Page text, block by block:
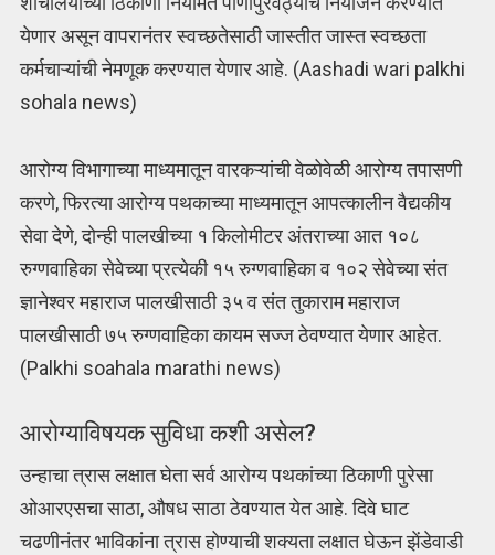
येणार असून वापरानंतर स्वच्छतेसाठी जास्तीत जास्त स्वच्छता
कर्मचाऱ्यांची नेमणूक करण्यात येणार आहे. (Aashadi wari palkhi
sohala news)
आरोग्य विभागाच्या माध्यमातून वारकऱ्यांची वेळोवेळी आरोग्य तपासणी
करणे, फिरत्या आरोग्य पथकाच्या माध्यमातून आपत्कालीन वैद्यकीय
सेवा देणे, दोन्ही पालखीच्या १ किलोमीटर अंतराच्या आत १०८
रुग्णवाहिका सेवेच्या प्रत्येकी १५ रुग्णवाहिका व १०२ सेवेच्या संत
ज्ञानेश्वर महाराज पालखीसाठी ३५ व संत तुकाराम महाराज
पालखीसाठी ७५ रुग्णवाहिका कायम सज्ज ठेवण्यात येणार आहेत.
(Palkhi soahala marathi news)
आरोग्याविषयक सुविधा कशी असेल?
उन्हाचा त्रास लक्षात घेता सर्व आरोग्य पथकांच्या ठिकाणी पुरेसा
ओआरएसचा साठा, औषध साठा ठेवण्यात येत आहे. दिवे घाट
चढणीनंतर भाविकांना त्रास होण्याची शक्यता लक्षात घेऊन झेंडेवाडी